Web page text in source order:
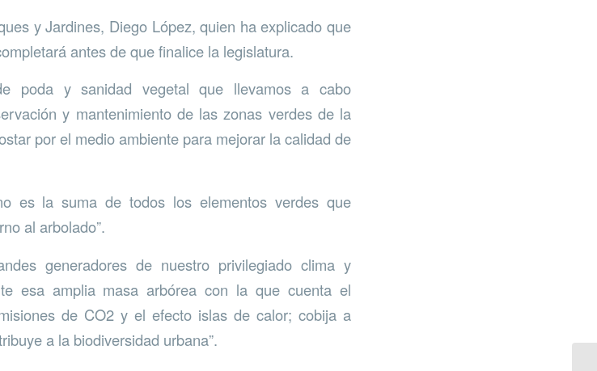
y Jardines, Diego López, quien ha explicado que
antes de que finalice la legislatura.
poda y sanidad vegetal que llevamos a cabo
y mantenimiento de las zonas verdes de la
por el medio ambiente para mejorar la calidad de
es la suma de todos los elementos verdes que
al arbolado”.
generadores de nuestro privilegiado clima y
esa amplia masa arbórea con la que cuenta el
de CO2 y el efecto islas de calor; cobija a
a la biodiversidad urbana”.